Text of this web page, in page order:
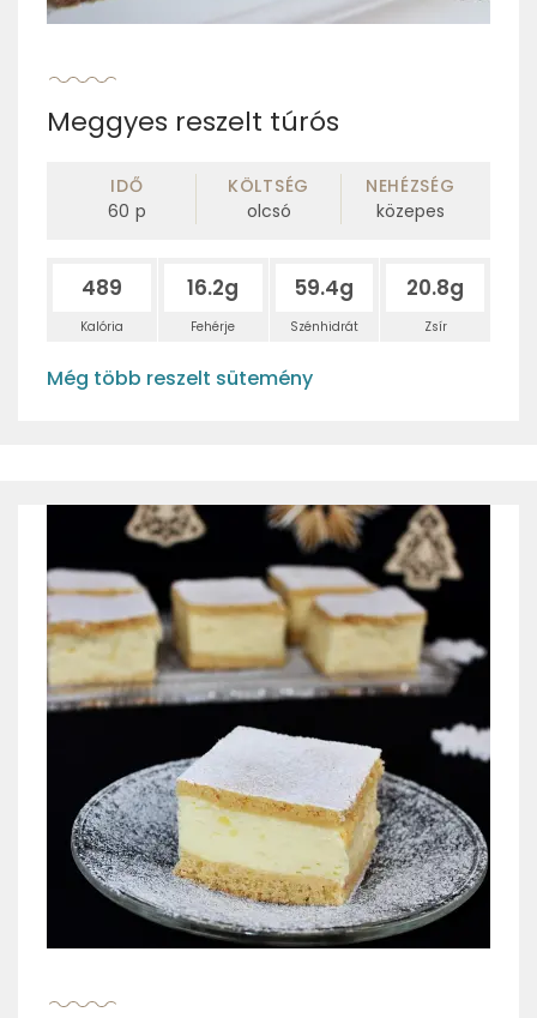
Meggyes reszelt túrós
IDŐ
60 p
KÖLTSÉG
olcsó
NEHÉZSÉG
közepes
489
Kalória
16.2g
Fehérje
59.4g
Szénhidrát
20.8g
Zsír
Még több reszelt sütemény